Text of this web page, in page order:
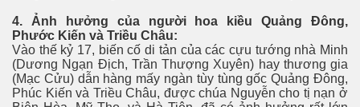
4. Ảnh hưởng của người hoa kiều Quảng Đông,
Phước Kiến và Triều Châu:
Vào thế kỷ 17, biến cố di tản của các cựu tướng nhà Minh
(Dương Ngạn Địch, Trần Thượng Xuyên) hay thương gia
(Mạc Cửu) dẫn hàng mấy ngàn tùy tùng gốc Quảng Đông,
Phúc Kiến và Triều Châu, được chúa Nguyễn cho tị nạn ở